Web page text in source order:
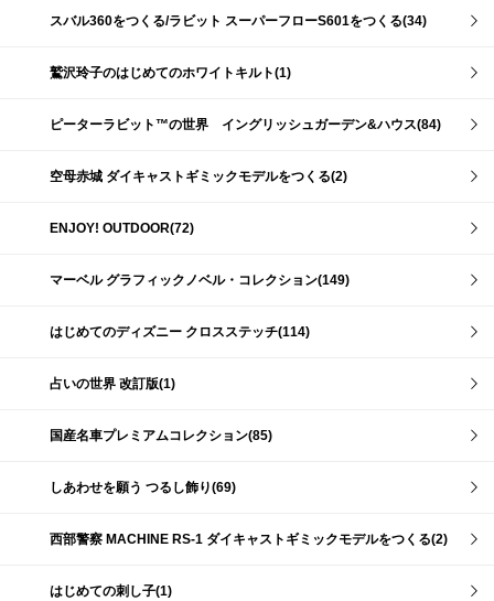
スバル360をつくる/ラビット スーパーフローS601をつくる(34)
鷲沢玲子のはじめてのホワイトキルト(1)
ピーターラビット™の世界 イングリッシュガーデン&ハウス(84)
空母赤城 ダイキャストギミックモデルをつくる(2)
ENJOY! OUTDOOR(72)
マーベル グラフィックノベル・コレクション(149)
はじめてのディズニー クロスステッチ(114)
占いの世界 改訂版(1)
国産名車プレミアムコレクション(85)
しあわせを願う つるし飾り(69)
西部警察 MACHINE RS-1 ダイキャストギミックモデルをつくる(2)
はじめての刺し子(1)